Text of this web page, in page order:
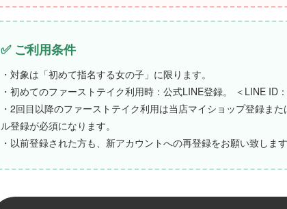
✅ ご利用条件
・対象は「初めて指名する女の子」に限ります。
・初めてのファーストテイク利用時：公式LINE登録。 ＜LINE ID
・2回目以降のファーストテイク利用は当店マイショップ登録ま
ル登録が必須になります。
・以前登録された方も、新アカウントへの再登録をお願い致しま